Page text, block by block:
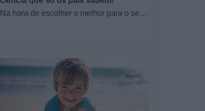
Na hora de escolher o melhor para o seu